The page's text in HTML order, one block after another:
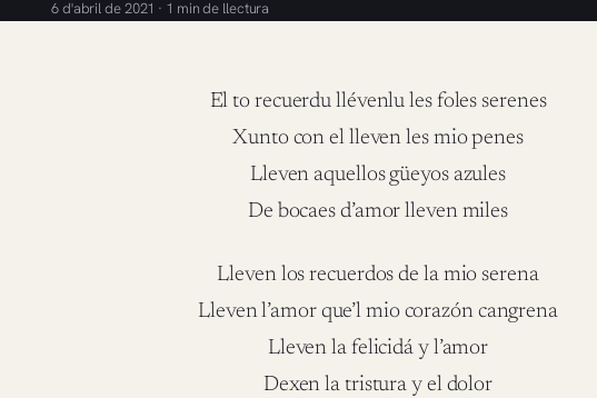
6 d'abril de 2021 · 1 min de llectura
El to recuerdu llévenlu les foles serenes
Xunto con el lleven les mio penes
Lleven aquellos güeyos azules
De bocaes d’amor lleven miles
Lleven los recuerdos de la mio serena
Lleven l’amor que’l mio corazón cangrena
Lleven la felicidá y l’amor
Dexen la tristura y el dolor